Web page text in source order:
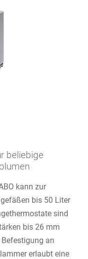
beliebige
kann zur
bis 50 Liter
sind
bis 26 mm
an
erlaubt eine